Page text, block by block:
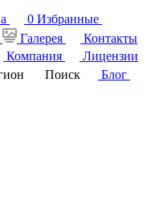
0 Избранные
Галерея
Контакты
Компания
Лицензии
Поиск
Блог